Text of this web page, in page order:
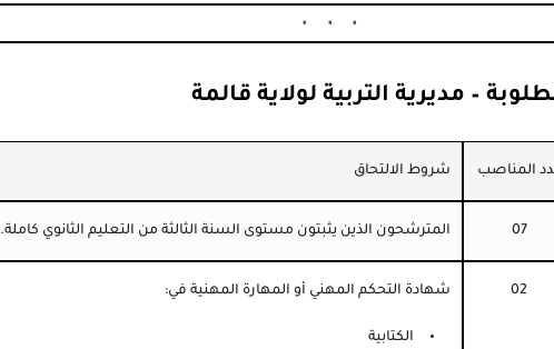
– مديرية التربية لولاية قالمة
المناصب شروط الالتحاق
07 المترشحون الذين يثبتون مستوى السنة الثالثة من التعليم الثانوي كاملة.
02 شهادة التحكم المهني أو المهارة المهنية في:
الكتابية